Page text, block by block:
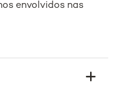
envolvidos nas